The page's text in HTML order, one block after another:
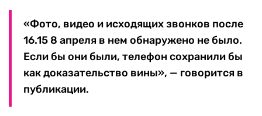
«Фото, видео и исходящих звонков после
16.15 8 апреля в нем обнаружено не было.
Если бы они были, телефон сохранили бы
как доказательство вины», — говорится в
публикации.